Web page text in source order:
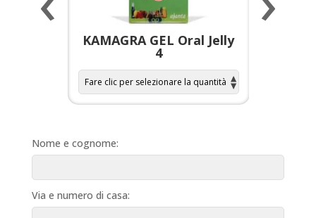
KAMAGRA GEL Oral Jelly
4
Nome e cognome:
Via e numero di casa: